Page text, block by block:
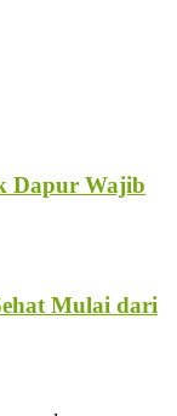
Dapur Wajib
Mulai dari